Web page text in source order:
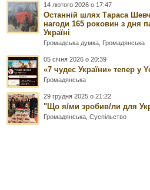
14 лютого 2026 о 17:47
Останній шлях Тараса
нагоди 165 роковин з дня
Україні
Громадська думка Громадянська
05 січня 2026 о 20:39
«7 чудес України» тепер у
Громадянська
29 грудня 2025 о 21:22
"Що я/ми зробив/ли для
Громадянська ,Суспільство